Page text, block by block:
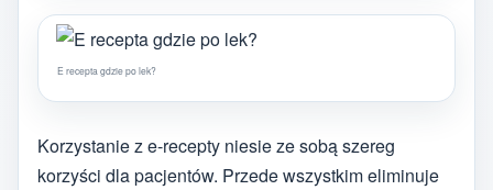
E recepta gdzie po lek?
Korzystanie z e-recepty niesie ze sobą szereg
korzyści dla pacjentów. Przede wszystkim eliminuje